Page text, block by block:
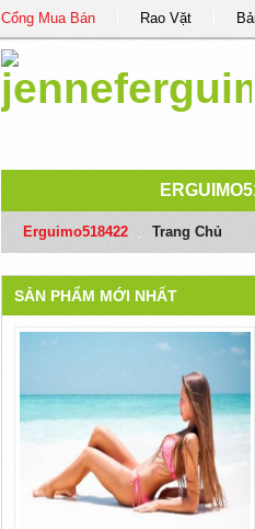
Cổng Mua Bán Rao Vặt
Erguimo518422 Trang Chủ
SẢN PHẨM MỚI NHẤT